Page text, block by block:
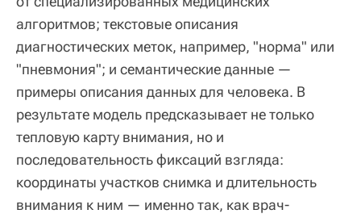
алгоритмов; текстовые описания
диагностических меток, например, "норма" или
"пневмония"; и семантические данные —
примеры описания данных для человека. В
результате модель предсказывает не только
тепловую карту внимания, но и
последовательность фиксаций взгляда:
координаты участков снимка и длительность
внимания к ним — именно так, как врач-